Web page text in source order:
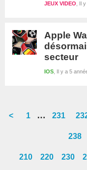
Il
JEUX VIDEO
Apple
secteur
Il y a 5
IOS
<
Go
1
Interim
omitted
…
Go
page
231
Go
Go
page
238
210 220 230